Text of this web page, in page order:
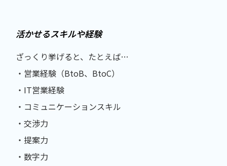
活かせるスキルや経験
ざっくり挙げると、たとえば…
・営業経験（BtoB、BtoC）
・IT営業経験
・コミュニケーションスキル
・交渉力
・提案力
・数字力